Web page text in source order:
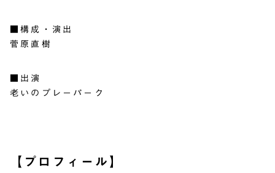
■構成・演出
菅原直樹
■出演
老いのプレーパーク
【プロフィール】